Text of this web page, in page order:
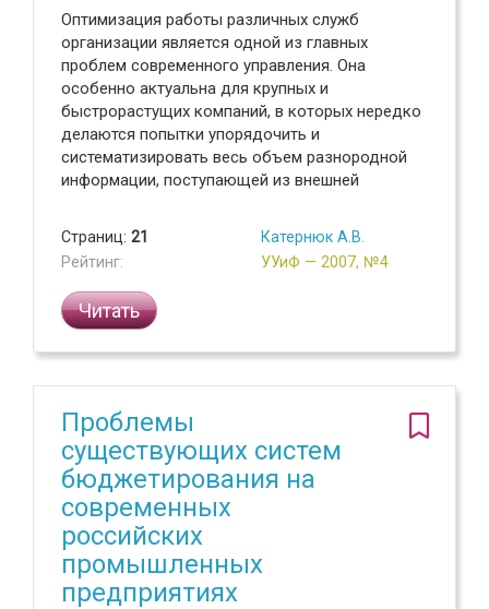
Оптимизация работы различных служб
организации является одной из главных
проблем современного управления. Она
особенно актуальна для крупных и
быстрорастущих компаний, в которых нередко
делаются попытки упорядочить и
систематизировать весь объем разнородной
информации, поступающей из внешней
Страниц: 21
Рейтинг:
Катернюк А.В.
УУиФ — 2007, №4
Читать
Проблемы
существующих систем
бюджетирования на
современных
российских
промышленных
предприятиях